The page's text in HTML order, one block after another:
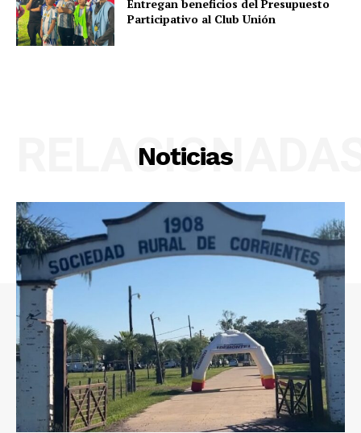
Entregan beneficios del Presupuesto
Participativo al Club Unión
Noticias